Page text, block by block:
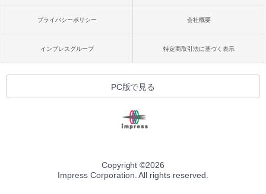
プライバシーポリシー 会社概要
インプレスグループ 特定商取引法に基づく表示
PC版で見る
Copyright ©2026
Impress Corporation. All rights reserved.